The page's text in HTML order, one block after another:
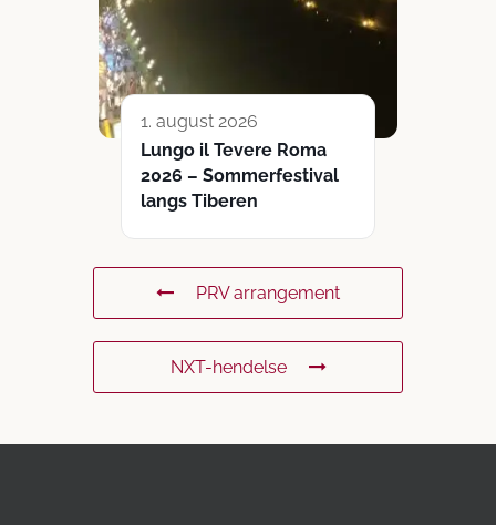
1. august 2026
Lungo il Tevere Roma
2026 – Sommerfestival
langs Tiberen
PRV arrangement
NXT-hendelse